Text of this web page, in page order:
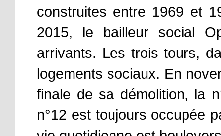
construites entre 1969 et
2015, le bailleur social
arrivants. Les trois tours,
logements sociaux. En
finale de sa démolition, la
n°12 est toujours occupée